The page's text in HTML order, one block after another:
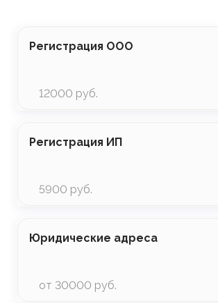
Регистрация ООО
12000 руб.
Регистрация ИП
5900 руб.
Юридические адреса
от 30000 руб.